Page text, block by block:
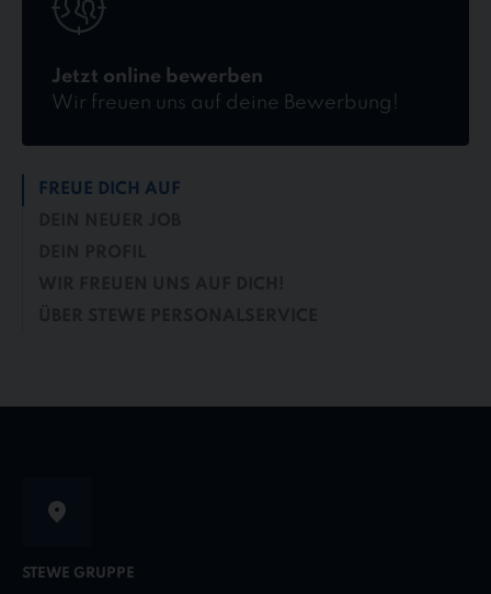
Jetzt online bewerben
Wir freuen uns auf deine Bewerbung!
bewerben
FREUE DICH AUF
STEWE GRUPPE